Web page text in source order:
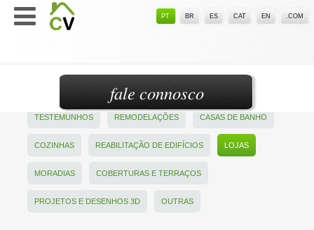
PT BR ES CAT EN .COM
TESTEMUNHOS REMODELAÇÕES CASAS DE BANHO
COZINHAS REABILITAÇÃO DE EDIFÍCIOS LOJAS
MORADIAS COBERTURAS E TERRAÇOS
PROJETOS E DESENHOS 3D OUTRAS
fale connosco